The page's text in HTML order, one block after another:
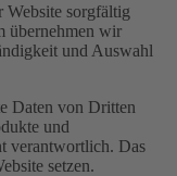
sorgfältig
übernehmen wir
und Auswahl
Daten von Dritten
und
verantwortlich. Das
setzen.